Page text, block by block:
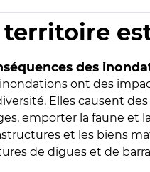
territoire
des
ont des
Elles causent
emporter la faune et
et les biens
de digues et de